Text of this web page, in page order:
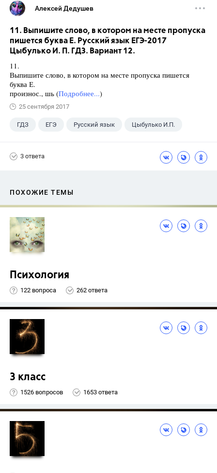
Алексей Дедушев
11. Выпишите слово, в котором на месте пропуска
пишется буква Е. Русский язык ЕГЭ-2017
Цыбулько И. П. ГДЗ. Вариант 12.
11.
Выпишите слово, в котором на месте пропуска пишется
буква Е.
произнос., шь (Подробнее...)
25 сентября 2017
ГДЗ ЕГЭ Русский язык Цыбулько И.П.
3 ответа
ПОХОЖИЕ ТЕМЫ
Психология
122 вопроса 262 ответа
3 класс
1526 вопросов 1653 ответа